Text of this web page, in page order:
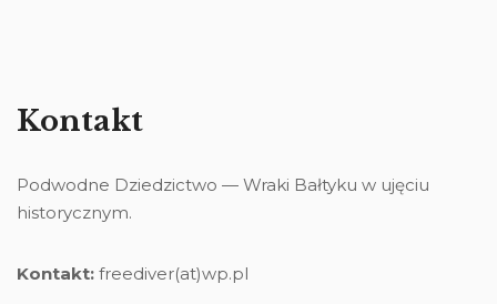
Kontakt
Podwodne Dziedzictwo — Wraki Bałtyku w ujęciu
historycznym.
Kontakt: freediver(at)wp.pl